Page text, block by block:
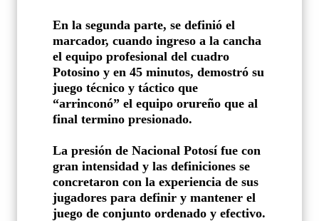
En la segunda parte, se definió el
marcador, cuando ingreso a la cancha
el equipo profesional del cuadro
Potosino y en 45 minutos, demostró su
juego técnico y táctico que
“arrinconó” el equipo orureño que al
final termino presionado.
La presión de Nacional Potosí fue con
gran intensidad y las definiciones se
concretaron con la experiencia de sus
jugadores para definir y mantener el
juego de conjunto ordenado y efectivo.